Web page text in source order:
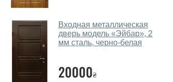
Входная металлическая
дверь модель «Эйбар», 2
мм сталь, черно-белая
20000₴